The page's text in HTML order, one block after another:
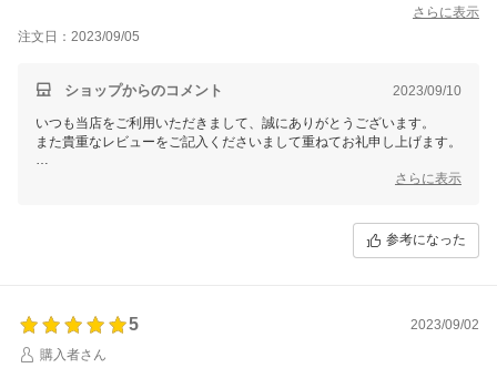
さらに表示
注文日：2023/09/05
ショップからのコメント 2023/09/10
いつも当店をご利用いただきまして、誠にありがとうございます。
また貴重なレビューをご記入くださいまして重ねてお礼申し上げます。
マイギフト楽天市場店
さらに表示
参考になった
5
2023/09/02
購入者さん